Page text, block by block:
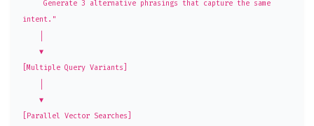
intent."
[Multiple Query Variants]
[Parallel Vector Searches]